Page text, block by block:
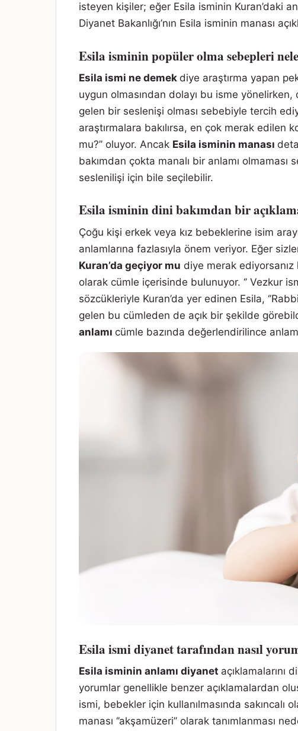
isteyen kişiler; eğer Esila isminin Kuran’daki
Diyanet Bakanlığı’nın Esila isminin manası
Esila isminin popüler olma sebepleri
Esila ismi ne demek diye araştırma yapan
uygun olmasından dolayı bu isme
gelen bir seslenişi olması sebebiyle tercih
araştırmalara bakılırsa, en çok merak edilen
mu?’’ oluyor. Ancak Esila isminin manası
bakımdan çokta manalı bir anlamı
seslenilişi için bile seçilebilir.
Esila isminin dini bakımdan bir
Çoğu kişi erkek veya kız bebeklerine isim
anlamlarına fazlasıyla önem veriyor. Eğer
Kuran’da geçiyor mu diye merak
olarak cümle içerisinde bulunuyor. ‘’ Vezkur
sözcükleriyle Kuran’da yer edinen Esila,
gelen bu cümleden de açık bir şekilde
anlamı cümle bazında değerlendirilince
Esila ismi diyanet tarafından nasıl
Esila isminin anlamı diyanet açıklamalarını
yorumlar genellikle benzer açıklamalardan
ismi, bebekler için kullanılmasında sakıncalı
manası ‘’akşamüzeri’’ olarak tanımlanması